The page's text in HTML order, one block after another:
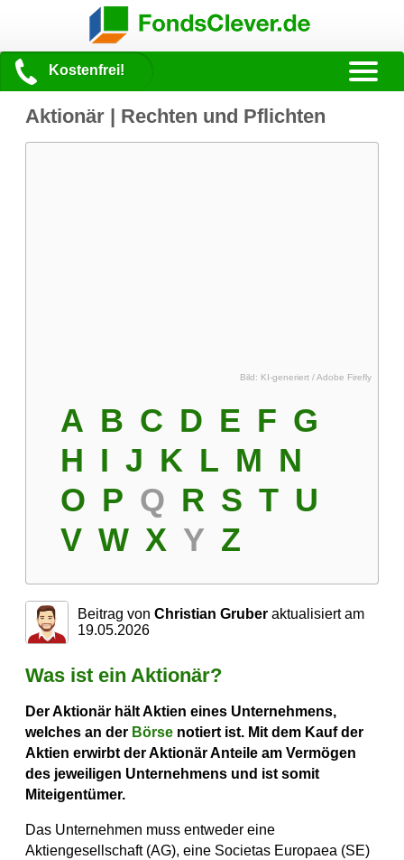
Kostenfrei!
Aktionär | Rechten und Pflichten
Bild: KI-generiert / Adobe Firefly
A B C D E F G
H I J K L M N
O P Q R S T U
V W X Y Z
Beitrag von Christian Gruber aktualisiert am
19.05.2026
Was ist ein Aktionär?
Der Aktionär hält Aktien eines Unternehmens,
welches an der Börse notiert ist. Mit dem Kauf der
Aktien erwirbt der Aktionär Anteile am Vermögen
des jeweiligen Unternehmens und ist somit
Miteigentümer.
Das Unternehmen muss entweder eine
Aktiengesellschaft (AG), eine Societas Europaea (SE)